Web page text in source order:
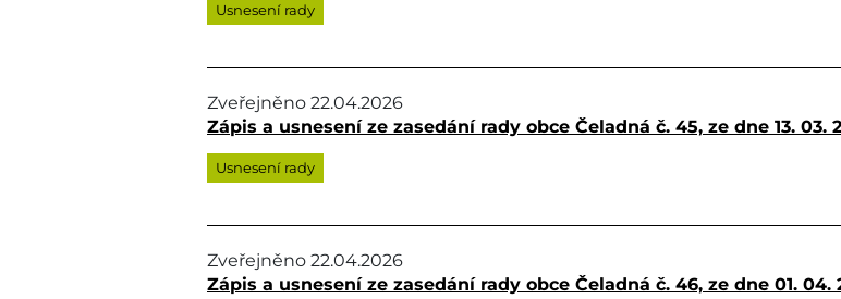
Usnesení rady
Zveřejněno 22.04.2026
Zápis a usnesení ze zasedání rady obce Čeladná č. 45, ze dne 13. 03.
Usnesení rady
Zveřejněno 22.04.2026
Zápis a usnesení ze zasedání rady obce Čeladná č. 46, ze dne 01. 04.